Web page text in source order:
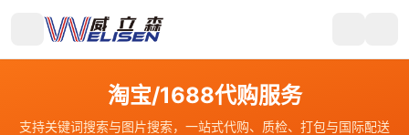
淘宝/1688代购服务
支持关键词搜索与图片搜索，一站式代购、质检、打包与国际配送